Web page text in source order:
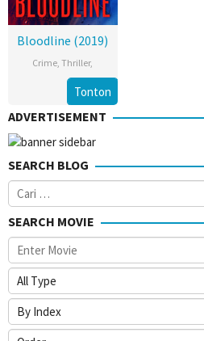
Bloodline (2019)
Crime,Thriller,
Tonton
ADVERTISEMENT
SEARCH BLOG
Cari
untuk:
SEARCH MOVIE